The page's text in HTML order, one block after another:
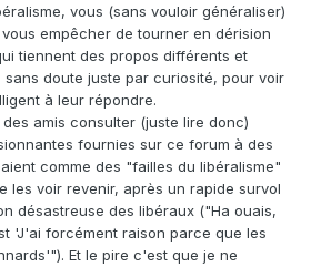
vous (sans vouloir généraliser)
empêcher de tourner en dérision
tiennent des propos différents et
doute juste par curiosité, pour voir
à leur répondre.
amis consulter (juste lire donc)
fournies sur ce forum à des
comme des "failles du libéralisme"
les voir revenir, après un rapide survol
désastreuse des libéraux ("Ha ouais,
'J'ai forcément raison parce que les
Et le pire c'est que je ne